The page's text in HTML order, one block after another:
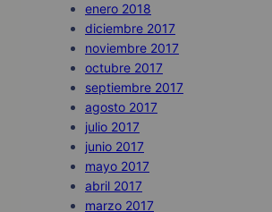
enero 2018
diciembre 2017
noviembre 2017
octubre 2017
septiembre 2017
agosto 2017
julio 2017
junio 2017
mayo 2017
abril 2017
marzo 2017